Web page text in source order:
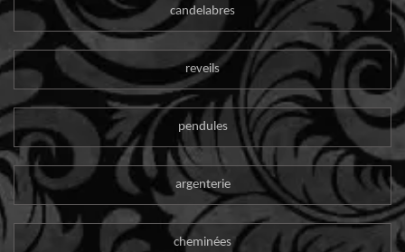
candelabres
reveils
pendules
argenterie
cheminées